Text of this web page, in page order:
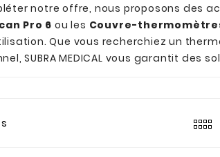
notre offre, nous proposons des
Pro 6 ou les Couvre-
Que vous recherchiez un
SUBRA MEDICAL vous garantit